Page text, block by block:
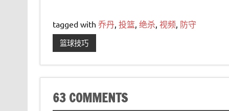
tagged with 乔丹, 投篮 绝杀 视频, 防守
篮球技巧
63 COMMENTS